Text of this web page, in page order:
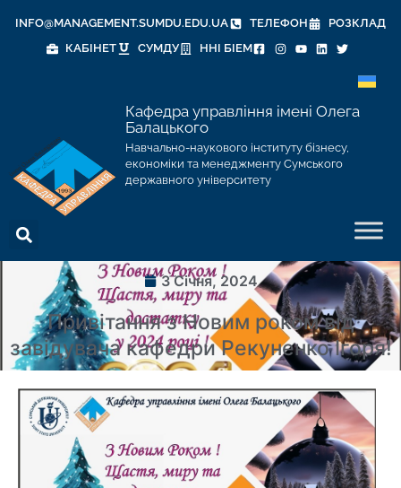
INFO@MANAGEMENT.SUMDU.EDU.UA ТЕЛЕФОН
РОЗКЛАД
КАБІНЕТ
СУМДУ ННІ БІЕМ
Кафедра управління імені Олега
Балацького
Навчально-наукового інституту бізнесу,
економіки та менеджменту Сумського
державного університету
3 Січня, 2024
Привітання з Новим роком від
завідувача кафедри Рекуненко Ігоря!